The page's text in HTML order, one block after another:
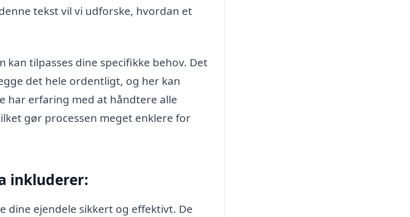
tekst vil vi udforske, hvordan et
tilpasses dine specifikke behov. Det
det hele ordentligt, og her kan
erfaring med at håndtere alle
gør processen meget enklere for
inkluderer:
dine ejendele sikkert og effektivt. De